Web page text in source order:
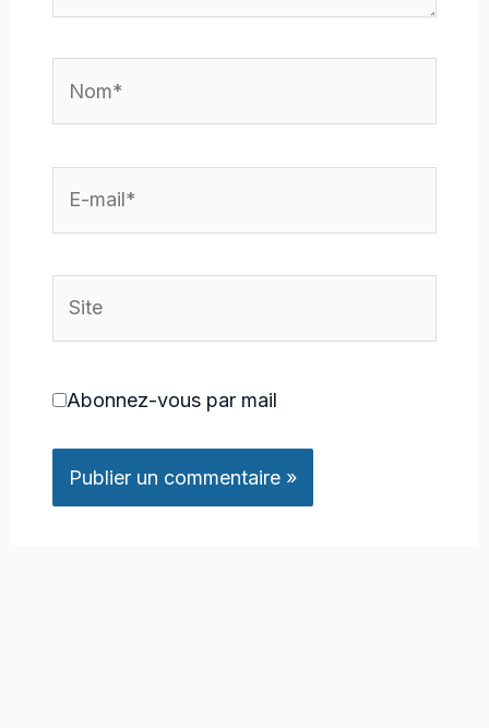
Abonnez-vous par mail